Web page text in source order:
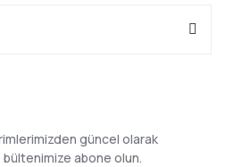
güncel olarak
abone olun.